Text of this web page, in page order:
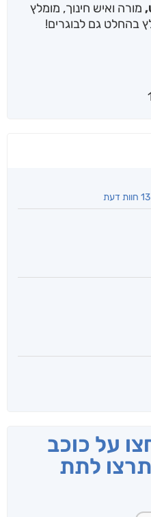
מורה ואיש חינוך, מומלץ
על כוכב
לתת